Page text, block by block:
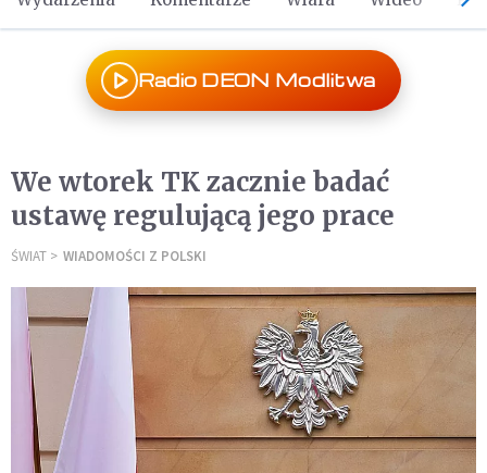
Radio DEON Modlitwa
We wtorek TK zacznie badać
ustawę regulującą jego prace
ŚWIAT WIADOMOŚCI Z POLSKI